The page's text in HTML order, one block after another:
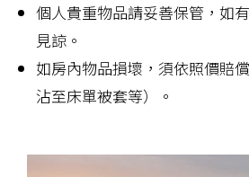
個人貴重物品請妥善保管，如
見諒。
如房內物品損壞，須依照價賠
沾至床單被套等）。